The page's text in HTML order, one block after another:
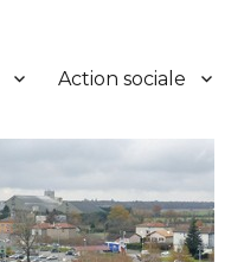
Action sociale